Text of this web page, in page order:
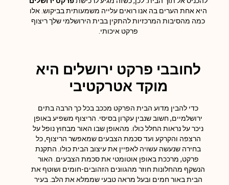
היא אחת הערים בה אנו רואים עלייה משמעותית בביקוש. אלו
כמה מהסיבות המרכזיות להתקין בבית הירושלמי שלך ריצוף
פרקט איכותי.
לחובבי פרקט ירושלים היא
מוקד אטרקטיבי
כדי להבין מדוע הבית הפרקט מככב בכל כך הרבה בתים
ירושלמיים, חשוב שנבין עקרון בסיסי. הריצוף משפיע באופן
ניכר על נראות החלל כולו. מהאופן שבו האור מבחוץ נופל על
הרצפה והקרקע ועד סכמת הצבעים שמאפשר הריצוף, כל
בחירה שנעשה עשויה לאפיין את עיצוב הבית כולו. התקנת
פרקט, מרככת באופן אוטומטי את סכמת הצבעים. האור
הנשקף מהחלונות חוזר מהגוונים הזהובים-חומים ושוטף את
הבית באור חמים ובעל מראה טבעי שממלא את הלב. בעיר